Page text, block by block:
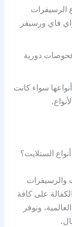
الرسيفرات
فاي ورسيفر
دورية
سواء كانت
الستلايت؟
والرسيفرات
على كافة
ونوفر